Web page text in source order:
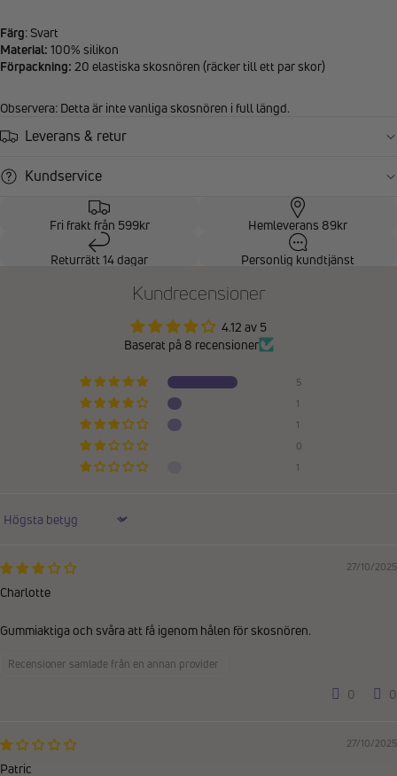
Färg: Svart
Material: 100% silikon
Förpackning: 20 elastiska skosnören (räcker till ett par skor)
Observera: Detta är inte vanliga skosnören i full längd.
Leverans & retur
Kundservice
Fri frakt från 599kr Hemleverans 89kr
Returrätt 14 dagar Personlig kundtjänst
Kundrecensioner
4.12 av 5
Baserat på 8 recensioner
5
1
1
0
1
Sort by
27/10/2025
Charlotte
Gummiaktiga och svåra att få igenom hålen för skosnören.
Recensioner samlade från en annan provider
0 0
27/10/2025
Patric